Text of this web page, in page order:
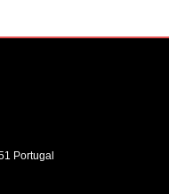
Portugal